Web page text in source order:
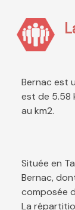
Bernac est
est de 5.58
au km2.
Située en
Bernac,
composée
La